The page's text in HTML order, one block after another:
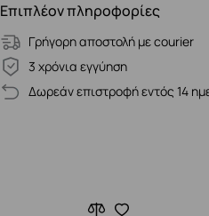
Επιπλέον πληροφορίες
Γρήγορη αποστολή με courier
3 χρόνια εγγύηση
Δωρεάν επιστροφή εντός 14